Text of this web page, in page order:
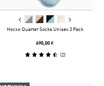
Носки Quarter Socks Unisex 3 Pack
690,00 ₴
(2)